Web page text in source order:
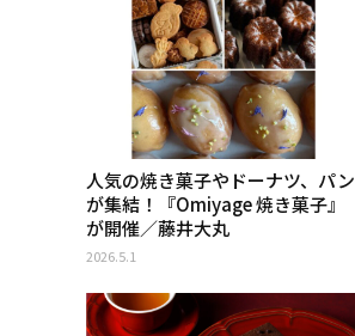
人気の焼き菓子やドーナツ、パン
が集結！『Omiyage 焼き菓子』
が開催／藤井大丸
2026.5.1